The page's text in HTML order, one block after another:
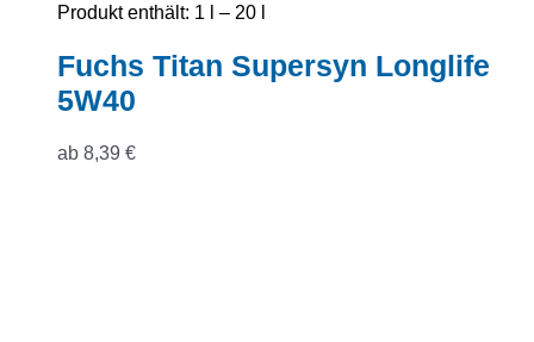
Produkt enthält: 1
– 20
Fuchs Titan Supersyn Longlife
5W40
ab 8,39 €